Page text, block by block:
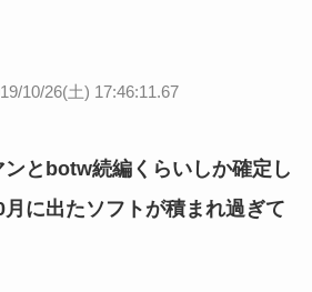
10/26(土) 17:46:11.67
とbotw続編くらいしか確定し
に出たソフトが積まれ過ぎて